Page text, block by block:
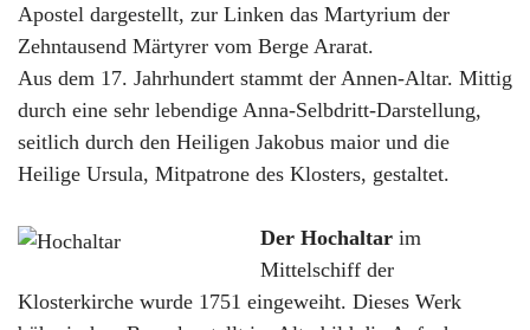
Apostel dargestellt, zur Linken das Martyrium der
Zehntausend Märtyrer vom Berge Ararat.
Aus dem 17. Jahrhundert stammt der Annen-Altar. Mittig
durch eine sehr lebendige Anna-Selbdritt-Darstellung,
seitlich durch den Heiligen Jakobus maior und die
Heilige Ursula, Mitpatrone des Klosters, gestaltet.
Der Hochaltar im
Mittelschiff der
Klosterkirche wurde 1751 eingeweiht. Dieses Werk